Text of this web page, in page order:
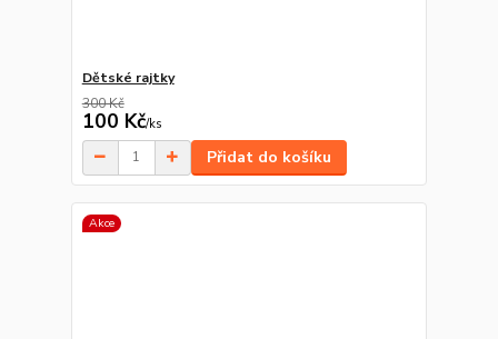
Dětské rajtky
300 Kč
100 Kč/ks
Přidat do košíku
Akce